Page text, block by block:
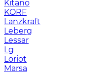
Kitano
KORF
Lanzkraft
Leberg
Lessar
Lg
Loriot
Marsa